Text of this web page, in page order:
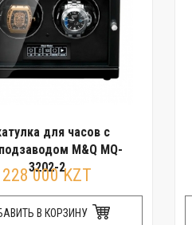
для часов с
M&Q MQ-
3202-2
228 000 KZT
В КОРЗИНУ